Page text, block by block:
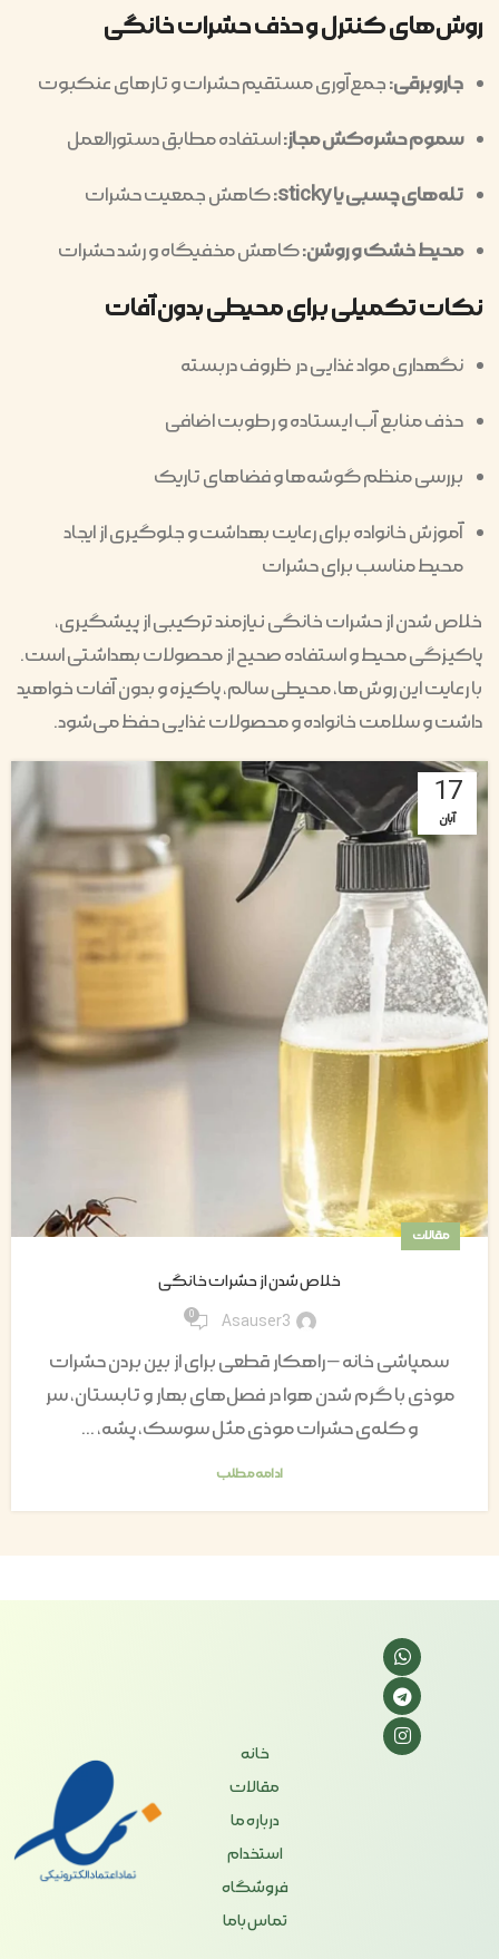
روش‌های کنترل و حذف حشرات خانگی
جاروبرقی:جمع‌آوری مستقیم حشرات و تارهای عنکبوت
سموم حشره‌کش مجاز:استفاده مطابق دستورالعمل
تله‌های چسبی یا sticky: کاهش جمعیت حشرات
محیط خشک و روشن:کاهش مخفیگاه و رشد حشرات
نکات تکمیلی برای محیطی بدون آفات
نگهداری مواد غذایی در ظروف دربسته
حذف منابع آب ایستاده و رطوبت اضافی
بررسی منظم گوشه‌ها و فضاهای تاریک
آموزش خانواده برای رعایت بهداشت و جلوگیری از ایجاد
محیط مناسب برای حشرات
خلاص شدن از حشرات خانگی نیازمند ترکیبی از پیشگیری،
پاکیزگی محیط و استفاده صحیح از محصولات بهداشتی است.
با رعایت این روش‌ها، محیطی سالم، پاکیزه و بدون آفات خواهید
داشت و سلامت خانواده و محصولات غذایی حفظ می‌شود.
17
آبان
مقالات
خلاص شدن از حشرات خانگی
Asauser3
0
سمپاشی خانه – راهکار قطعی برای از بین بردن حشرات
موذی با گرم شدن هوا در فصل‌های بهار و تابستان، سر
و کله‌ی حشرات موذی مثل سوسک، پشه، ...
ادامه مطلب
خانه
مقالات
درباره ما
استخدام
فروشگاه
تماس باما